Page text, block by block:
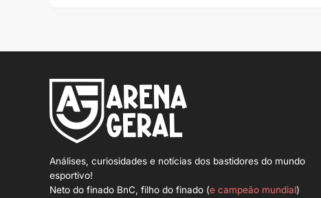
Análises, curiosidades e notícias dos bastidores do mundo
esportivo!
Neto do finado BnC, filho do finado (e campeão mundial)